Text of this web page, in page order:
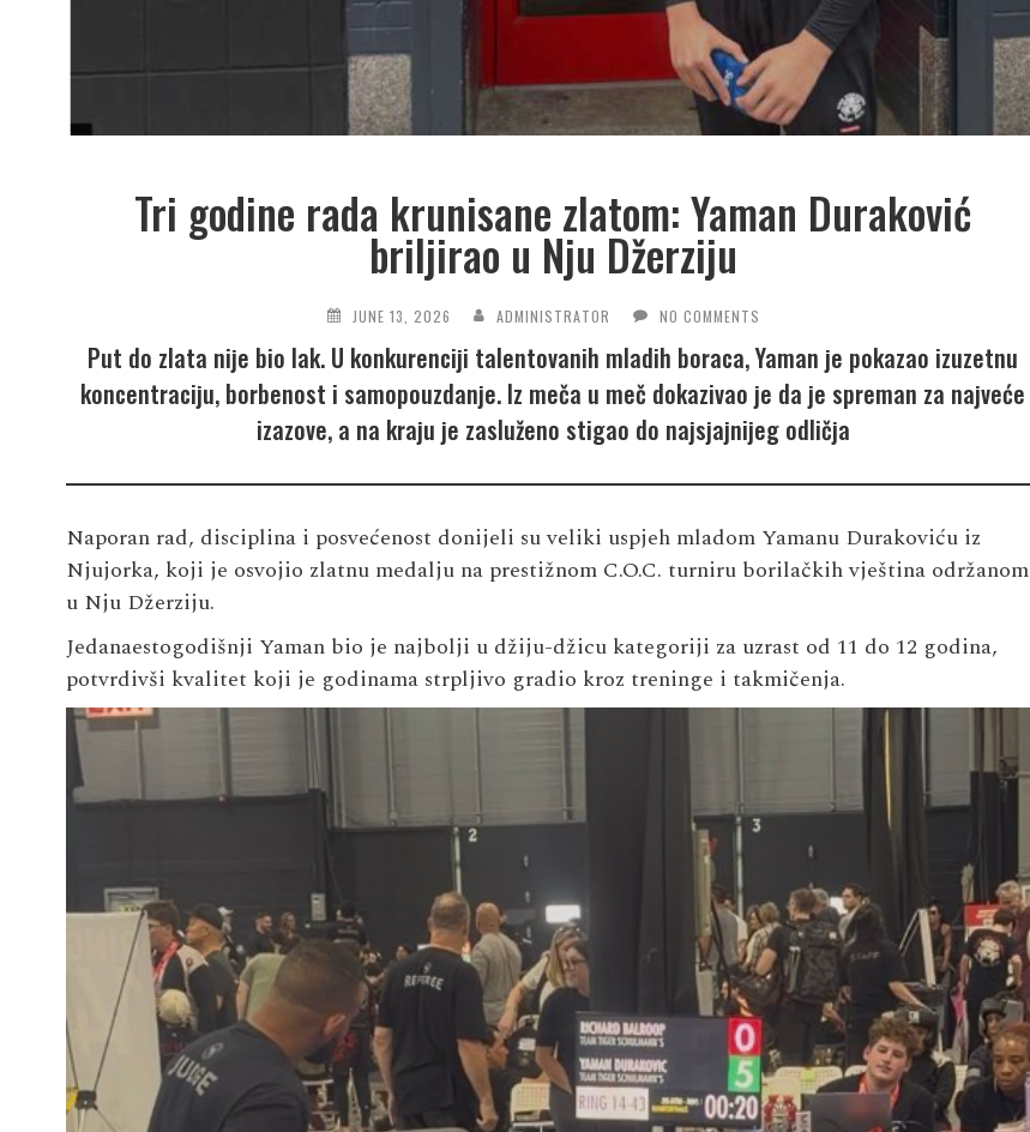
Tri godine rada krunisane zlatom: Yaman Duraković
briljirao u Nju Džerziju
JUNE 13, 2026 ADMINISTRATOR NO COMMENTS
Put do zlata nije bio lak. U konkurenciji talentovanih mladih boraca, Yaman je pokazao izuzetnu
koncentraciju, borbenost i samopouzdanje. Iz meča u meč dokazivao je da je spreman za najveće
izazove, a na kraju je zasluženo stigao do najsjajnijeg odličja
Naporan rad, disciplina i posvećenost donijeli su veliki uspjeh mladom Yamanu Durakoviću iz
Njujorka, koji je osvojio zlatnu medalju na prestižnom C.O.C. turniru borilačkih vještina održanom
u Nju Džerziju.
Jedanaestogodišnji Yaman bio je najbolji u džiju-džicu kategoriji za uzrast od 11 do 12 godina,
potvrdivši kvalitet koji je godinama strpljivo gradio kroz treninge i takmičenja.